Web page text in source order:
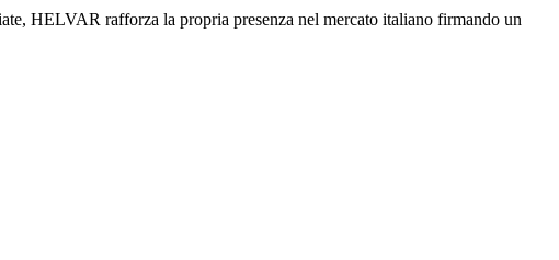
HELVAR rafforza la propria presenza nel mercato italiano firmando un